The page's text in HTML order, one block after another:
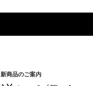
新商品のご案内